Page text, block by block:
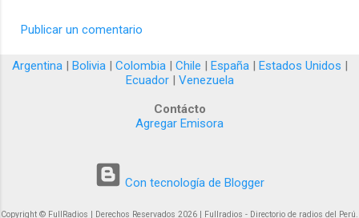
Publicar un comentario
Argentina| Bolivia| Colombia| Chile | España| Estados Unidos |
Ecuador| Venezuela
Contácto
Agregar Emisora
Con tecnología de Blogger
Copyright © FullRadios | Derechos Reservados 2026 | Fullradios - Directorio de radios del Perú.